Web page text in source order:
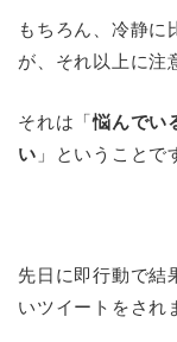
もちろん、冷静に
が、それ以上に注
それは「悩んでい
い 」ということで
先日に即行動で結
いツイートをされ